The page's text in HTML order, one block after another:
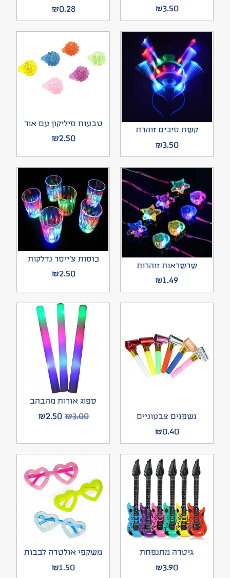
₪3.50
₪0.28
קשת סיבים זוהרת
₪3.50
טבעות סיליקון עם אור
₪2.50
שרשראות זוהרות
₪1.49
כוסות צ’ייסר נדלקות
₪2.50
נשפנים צבעוניים
₪0.40
ספוג אורות מהבהב
₪3.00
₪2.50
גיטרה מתנפחת
₪3.90
משקפי אולטרה לבבות
₪1.50